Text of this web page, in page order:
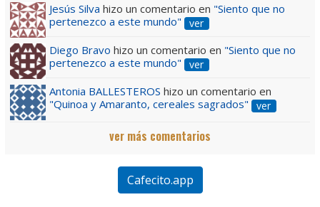
Jesús Silva hizo un comentario en "Siento que no
pertenezco a este mundo"
ver
Diego Bravo hizo un comentario en "Siento que no
pertenezco a este mundo"
ver
Antonia BALLESTEROS hizo un comentario en
"Quinoa y Amaranto, cereales sagrados"
ver
ver más comentarios
Cafecito.app